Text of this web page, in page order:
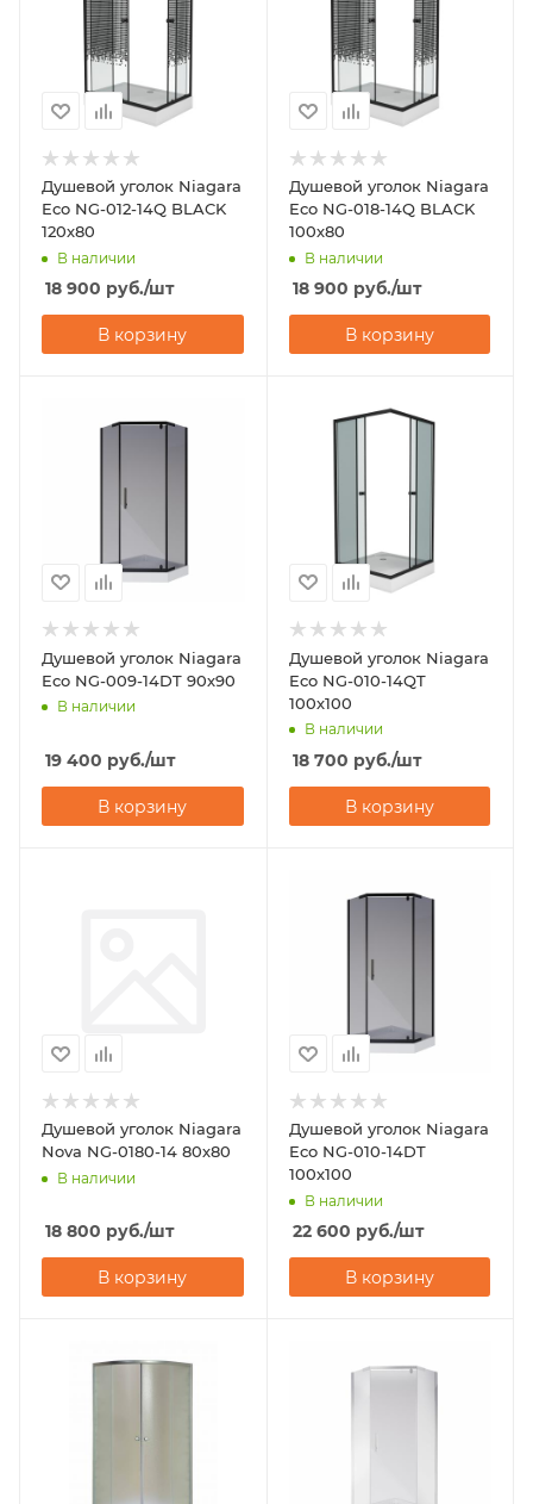
Душевой уголок Niagara
Eco NG-012-14Q BLACK
120х80
В наличии
18 900 руб./шт
В корзину
Душевой уголок Niagara
Eco NG-018-14Q BLACK
100х80
В наличии
18 900 руб./шт
В корзину
Душевой уголок Niagara
Eco NG-009-14DT 90х90
В наличии
19 400 руб./шт
В корзину
Душевой уголок Niagara
Eco NG-010-14QT
100х100
В наличии
18 700 руб./шт
В корзину
Душевой уголок Niagara
Nova NG-0180-14 80х80
В наличии
18 800 руб./шт
В корзину
Душевой уголок Niagara
Eco NG-010-14DT
100х100
В наличии
22 600 руб./шт
В корзину